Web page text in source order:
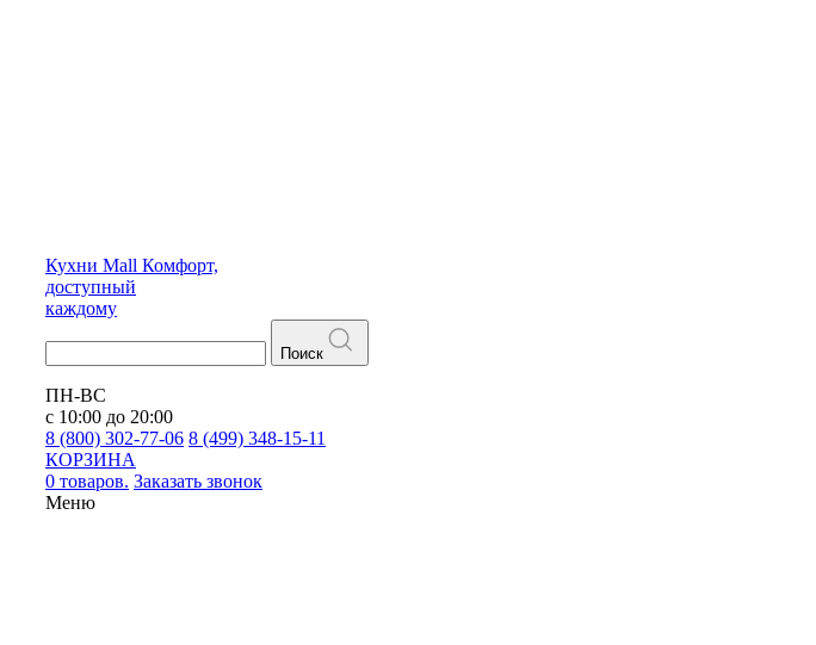
Кухни Mall Комфорт,
доступный
каждому
Поиск
ПН-ВС
с 10:00 до 20:00
8 (800) 302-77-06 8 (499) 348-15-11
КОРЗИНА
0 товаров. Заказать звонок
Меню